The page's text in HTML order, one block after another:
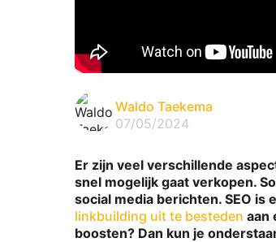
Waldo Taekema
07/05/2024
Er zijn veel verschillende
snel mogelijk gaat verkopen.
social media berichten. SEO is
linkbuilding uit te besteden aan
boosten? Dan kun je